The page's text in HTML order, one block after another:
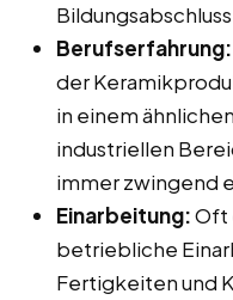
Berufserfahrung:
der
in einem
industriellen
immer zwingend
Einarbeitung:Oft
betriebliche
Fertigkeiten und